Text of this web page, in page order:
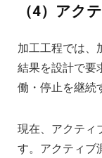
（4）アク
加工工程では、
結果を設計で要
働・停止を継続
現在、アクティ
す。アクティブ